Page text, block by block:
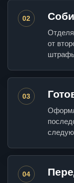
02
от
03
04